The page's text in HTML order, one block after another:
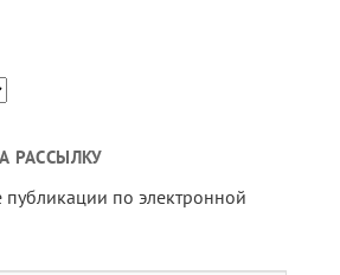
РАССЫЛКУ
публикации по электронной